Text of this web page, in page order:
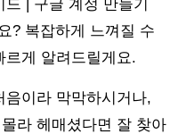
| 구글 계정 만들기
? 복잡하게 느껴질 수
르게 알려드릴게요.
이라 막막하시거나,
라 헤매셨다면 잘 찾아